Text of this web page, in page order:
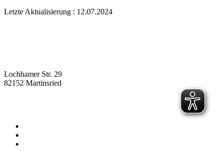
Letzte Aktualisierung : 12.07.2024
Lochhamer Str. 29
82152 Martinsried